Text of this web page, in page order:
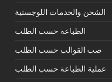
الشحن والخدمات اللوجستية
الطباعة حسب الطلب
صب القوالب حسب الطلب
عملية الطباعة حسب الطلب